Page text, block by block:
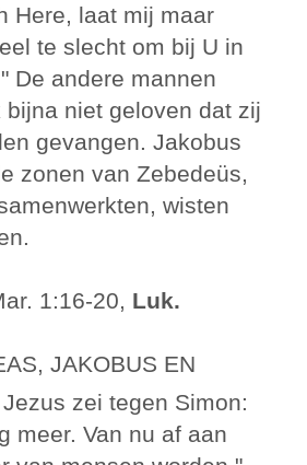
Here, laat mij maar
te slecht om bij U in
De andere mannen
bijna niet geloven dat zij
gevangen. Jakobus
zonen van Zebedeüs,
wisten
1:16-20, Luk.
JAKOBUS EN
Jezus zei tegen Simon:
meer. Van nu af aan